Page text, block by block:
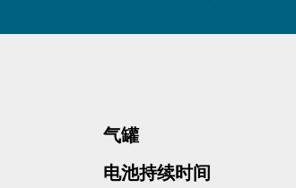
气罐
电池持续时间